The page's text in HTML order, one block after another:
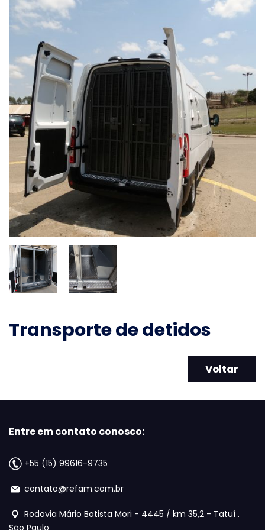
Transporte de detidos
Voltar
Entre em contato conosco:
+55 (15) 99616-9735
contato@refam.com.br
Rodovia Mário Batista Mori - 4445 / km 35,2 - Tatuí .